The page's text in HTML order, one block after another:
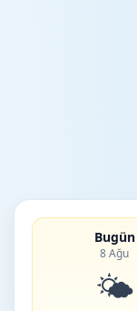
Bugün
8 Ağu
🌤️